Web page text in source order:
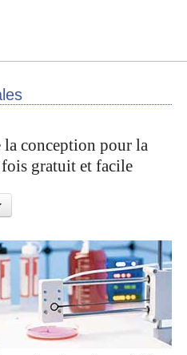
la conception pour la
gratuit et facile